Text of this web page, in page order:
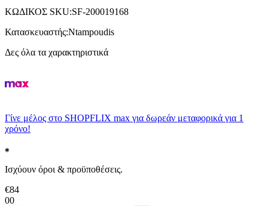
ΚΩΔΙΚΟΣ SKU:SF-200019168
Κατασκευαστής:Ntampoudis
Δες όλα τα χαρακτηριστικά
Γίνε μέλος στο SHOPFLIX max για δωρεάν μεταφορικά για 1
χρόνο!
Ισχύουν όροι & προϋποθέσεις.
€84
00